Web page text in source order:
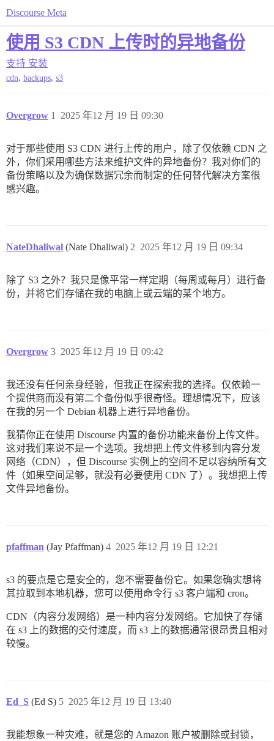
Discourse Meta
使用 S3 CDN 上传时的异地备份
支持 安装
cdn, backups, s3
Overgrow 2025 年12 月 19 日 09:30
1
对于那些使用 S3 CDN 进行上传的用户，除了仅依赖 CDN 之
外，你们采用哪些方法来维护文件的异地备份？我对你们的
备份策略以及为确保数据冗余而制定的任何替代解决方案很
感兴趣。
NateDhaliwal (Nate Dhaliwal) 2025 年12 月 19 日 09:34
2
除了 S3 之外？我只是像平常一样定期（每周或每月）进行备
份，并将它们存储在我的电脑上或云端的某个地方。
Overgrow 2025 年12 月 19 日 09:42
3
我还没有任何亲身经验，但我正在探索我的选择。仅依赖一
个提供商而没有第二个备份似乎很奇怪。理想情况下，应该
在我的另一个 Debian 机器上进行异地备份。
我猜你正在使用 Discourse 内置的备份功能来备份上传文件。
这对我们来说不是一个选项。我想把上传文件移到内容分发
网络（CDN），但 Discourse 实例上的空间不足以容纳所有文
件（如果空间足够，就没有必要使用 CDN 了）。我想把上传
文件异地备份。
pfaffman (Jay Pfaffman) 2025 年12 月 19 日 12:21
4
s3 的要点是它是安全的，您不需要备份它。如果您确实想将
其拉取到本地机器，您可以使用命令行 s3 客户端和 cron。
CDN（内容分发网络）是一种内容分发网络。它加快了存储
在 s3 上的数据的交付速度，而 s3 上的数据通常很昂贵且相对
较慢。
Ed_S (Ed S) 2025 年12 月 19 日 13:40
5
我能想象一种灾难，就是您的 Amazon 账户被删除或封锁，